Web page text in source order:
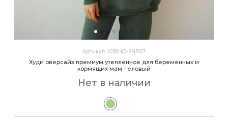
Артикул: A191HO-FNP07
Худи оверсайз премиум утепленное для беременных и
кормящих мам - еловый
Нет в наличии